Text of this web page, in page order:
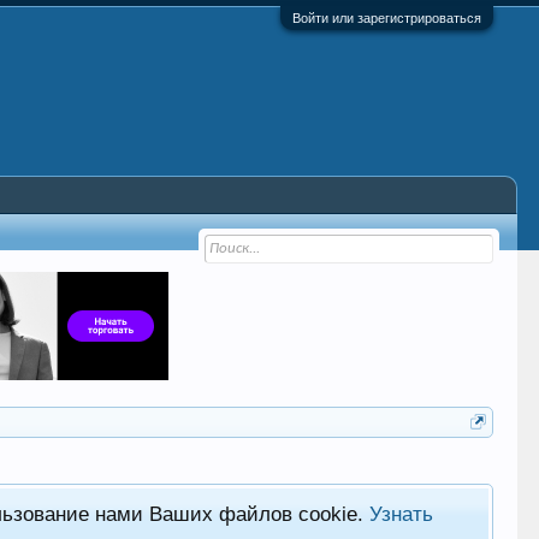
Войти или зарегистрироваться
нами Ваших файлов cookie.Узнать